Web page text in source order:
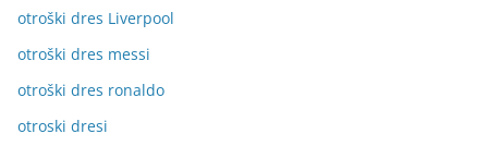
otroški dres Liverpool
otroški dres messi
otroški dres ronaldo
otroski dresi